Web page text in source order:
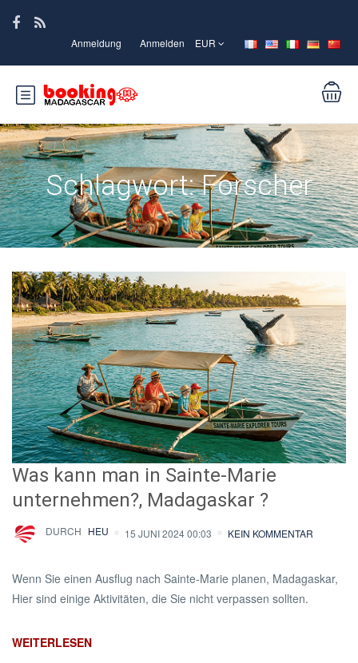
Anmeldung Anmelden EUR
Schlagwort:Forscher
Was kann man in Sainte-Marie
unternehmen?, Madagaskar ?
DURCH HEU 15 JUNI 2024 00:03 KEIN KOMMENTAR
Wenn Sie einen Ausflug nach Sainte-Marie planen, Madagaskar,
Hier sind einige Aktivitäten, die Sie nicht verpassen sollten.
WEITERLESEN